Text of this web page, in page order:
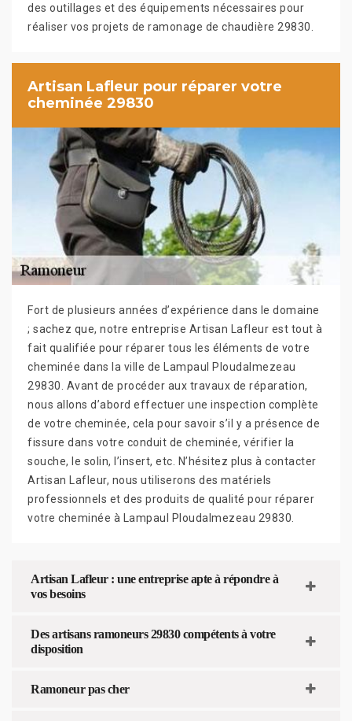
des outillages et des équipements nécessaires pour
réaliser vos projets de ramonage de chaudière 29830.
Artisan Lafleur pour réparer votre
cheminée 29830
Fort de plusieurs années d’expérience dans le domaine
; sachez que, notre entreprise Artisan Lafleur est tout à
fait qualifiée pour réparer tous les éléments de votre
cheminée dans la ville de Lampaul Ploudalmezeau
29830. Avant de procéder aux travaux de réparation,
nous allons d’abord effectuer une inspection complète
de votre cheminée, cela pour savoir s’il y a présence de
fissure dans votre conduit de cheminée, vérifier la
souche, le solin, l’insert, etc. N’hésitez plus à contacter
Artisan Lafleur, nous utiliserons des matériels
professionnels et des produits de qualité pour réparer
votre cheminée à Lampaul Ploudalmezeau 29830.
Artisan Lafleur : une entreprise apte à répondre à
vos besoins
Des artisans ramoneurs 29830 compétents à votre
disposition
Ramoneur pas cher